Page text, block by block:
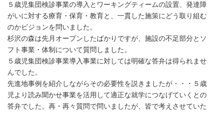
５歳児集団検診事業の導入とワーキングティームの設置、発達障
がいに対する療育・保育・教育と、一貫した施策にどう取り組む
のかビジョンを問いました。
杉沢の森は先月オープンしたばかりですが、施設の不足部分とソ
フト事業・体制について質問しました。
５歳児集団検診事業導入事業に対しては明確な答弁は得られませ
んでした。
先進地事例を紹介しながらその必要性を説きましたが・・・５歳
児より読み聞かせ事業を活用して適正な就学につなげていくとの
答弁でした。再・再々質問で問いましたが、皆で考えさせていた